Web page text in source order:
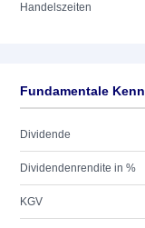
Handelszeiten
Fundamentale
Dividende
Dividendenrendite in %
KGV